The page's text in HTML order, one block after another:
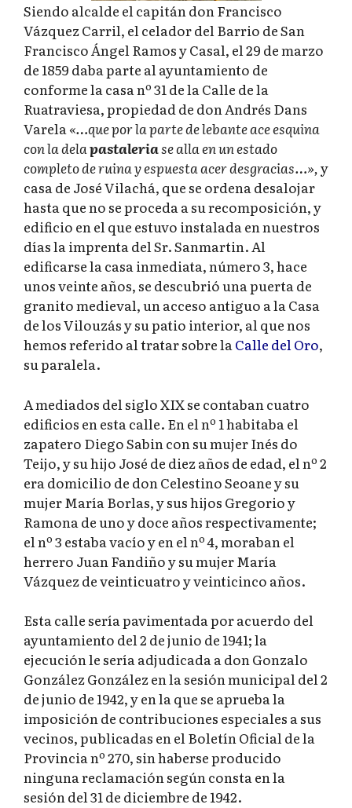
Siendo alcalde el capitán don Francisco
Vázquez Carril, el celador del Barrio de San
Francisco Ángel Ramos y Casal, el 29 de marzo
de 1859 daba parte al ayuntamiento de
conforme la casa nº 31 de la Calle de la
Ruatraviesa, propiedad de don Andrés Dans
Varela«…que por la parte de lebante ace esquina
con la delapastaleriase alla en un estado
completo de ruina y espuesta acer desgracias…»,y
casa de José Vilachá, que se ordena desalojar
hasta que no se proceda a su recomposición, y
edificio en el que estuvo instalada en nuestros
días la imprenta del Sr. Sanmartin. Al
edificarse la casa inmediata, número 3, hace
unos veinte años, se descubrió una puerta de
granito medieval, un acceso antiguo a la Casa
de los Vilouzás y su patio interior, al que nos
hemos referido al tratar sobre laCalle del Oro,
su paralela.
A mediados del siglo XIX se contaban cuatro
edificios en esta calle. En el nº 1 habitaba el
zapatero Diego Sabin con su mujer Inés do
Teijo, y su hijo José de diez años de edad, el nº 2
era domicilio de don Celestino Seoane y su
mujer María Borlas, y sus hijos Gregorio y
Ramona de uno y doce años respectivamente;
el nº 3 estaba vacío y en el nº 4, moraban el
herrero Juan Fandiño y su mujer María
Vázquez de veinticuatro y veinticinco años.
Esta calle sería pavimentada por acuerdo del
ayuntamiento del 2 de junio de 1941; la
ejecución le sería adjudicada a don Gonzalo
González González en la sesión municipal del 2
de junio de 1942, y en la que se aprueba la
imposición de contribuciones especiales a sus
vecinos, publicadas en el Boletín Oficial de la
Provincia nº 270, sin haberse producido
ninguna reclamación según consta en la
sesión del 31 de diciembre de 1942.